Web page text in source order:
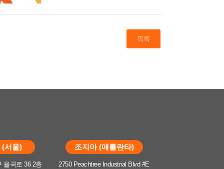
목록
(서울)
율곡로 36 2층
조지아 (애틀란타)
2750 Peachtree Industrial Blvd #E